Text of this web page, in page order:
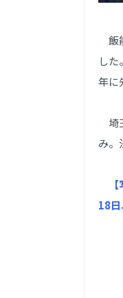
飯
し
年に
埼
み。
18日